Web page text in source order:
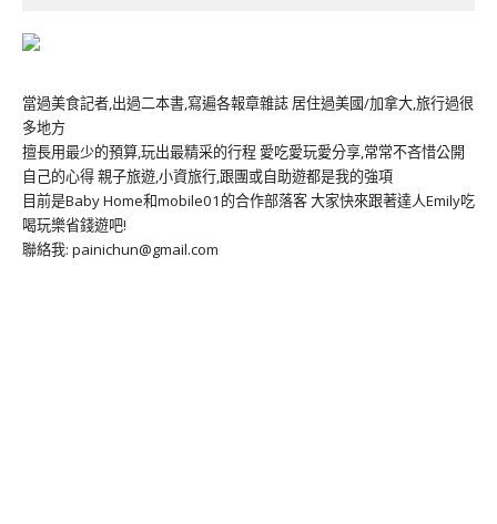
當過美食記者,出過二本書,寫遍各報章雜誌 居住過美國/加拿大,旅行過很
多地方
擅長用最少的預算,玩出最精采的行程 愛吃愛玩愛分享,常常不吝惜公開
自己的心得 親子旅遊,小資旅行,跟團或自助遊都是我的強項
目前是Baby Home和mobile01的合作部落客 大家快來跟著達人Emily吃
喝玩樂省錢遊吧!
聯絡我: painichun@gmail.com